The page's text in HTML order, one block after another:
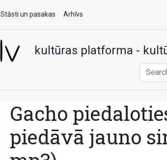
Stāsti un pasakas Arhīvs
kultūras platforma -
Gacho
piedāvā jauno